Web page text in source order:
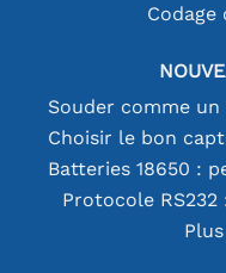
Codage
Protocole